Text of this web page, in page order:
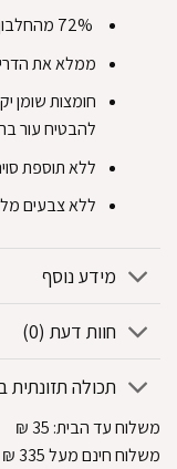
‏ממלא את
‏חומצות שומן
להבטיח עור
‏ללא תוספת
‏ללא צבעים
מידע נוסף
חוות דעת (0)
תכולה תזונתית
משלוח עד הבית:
₪
משלוח חינם מעל 335
₪